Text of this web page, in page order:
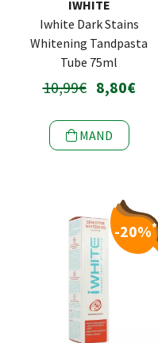
IWHITE
Iwhite Dark Stains
Whitening Tandpasta
Tube 75ml
10,99€ 8,80€
MAND
-20%*